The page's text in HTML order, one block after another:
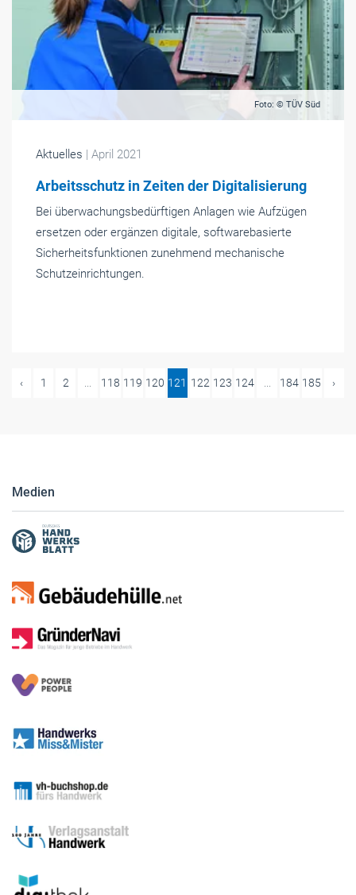
Foto: © TÜV Süd
Aktuelles | April 2021
Arbeitsschutz in Zeiten der Digitalisierung
Bei überwachungsbedürftigen Anlagen wie Aufzügen
ersetzen oder ergänzen digitale, softwarebasierte
Sicherheitsfunktionen zunehmend mechanische
Schutzeinrichtungen.
‹ 1 2 ... 118 119 120 121 122 123 124 ... 184 185 ›
Medien